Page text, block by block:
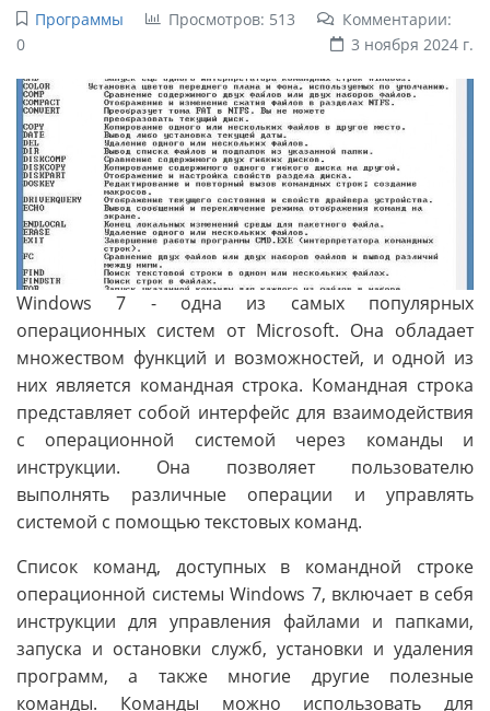
Программы Просмотров: 513
Комментарии:
0
3 ноября 2024 г.
Windows 7 - одна из самых популярных
операционных систем от Microsoft. Она обладает
множеством функций и возможностей, и одной из
них является командная строка. Командная строка
представляет собой интерфейс для взаимодействия
с операционной системой через команды и
инструкции. Она позволяет пользователю
выполнять различные операции и управлять
системой с помощью текстовых команд.
Список команд, доступных в командной строке
операционной системы Windows 7, включает в себя
инструкции для управления файлами и папками,
запуска и остановки служб, установки и удаления
программ, а также многие другие полезные
команды. Команды можно использовать для